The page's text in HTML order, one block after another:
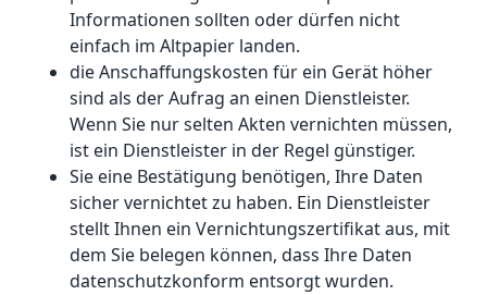
Informationen sollten oder dürfen nicht
einfach im Altpapier landen.
die Anschaffungskosten für ein Gerät höher
sind als der Aufrag an einen Dienstleister.
Wenn Sie nur selten Akten vernichten müssen,
ist ein Dienstleister in der Regel günstiger.
Sie eine Bestätigung benötigen, Ihre Daten
sicher vernichtet zu haben. Ein Dienstleister
stellt Ihnen ein Vernichtungszertifikat aus, mit
dem Sie belegen können, dass Ihre Daten
datenschutzkonform entsorgt wurden.